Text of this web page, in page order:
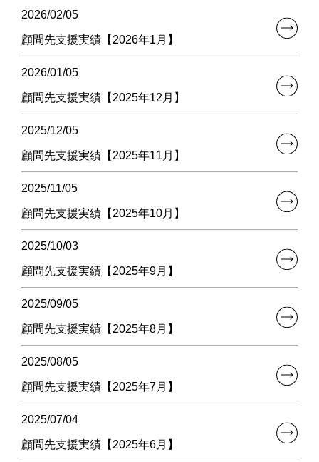
2026/02/05
顧問先支援実績【2026年1月】
2026/01/05
顧問先支援実績【2025年12月】
2025/12/05
顧問先支援実績【2025年11月】
2025/11/05
顧問先支援実績【2025年10月】
2025/10/03
顧問先支援実績【2025年9月】
2025/09/05
顧問先支援実績【2025年8月】
2025/08/05
顧問先支援実績【2025年7月】
2025/07/04
顧問先支援実績【2025年6月】